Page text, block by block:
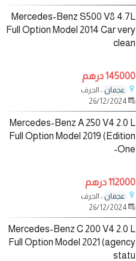
Mercedes-Benz S500 V8 4.7L
Full Option Model 2014 Car very
clean
145000 درهم
عجمان ، الجرف
Mercedes-Benz A 250 V4 2.0 L
Full Option Model 2019 (Edition
One-
112000 درهم
عجمان ، الجرف
Mercedes-Benz C 200 V4 2.0 L
Full Option Model 2021 (agency
statu